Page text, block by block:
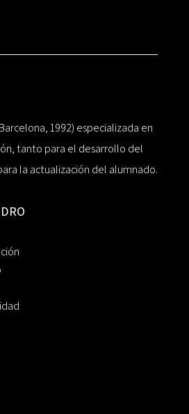
1992) especializada en
tanto para el desarrollo del
la actualización del alumnado.